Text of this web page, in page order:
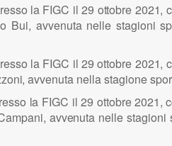
resso la FIGC il 29 ottobre 2021,
o Bui, avvenuta nelle stagioni sp
resso la FIGC il 29 ottobre 2021,
oni, avvenuta nella stagione spor
resso la FIGC il 29 ottobre 2021,
ampani, avvenuta nelle stagioni